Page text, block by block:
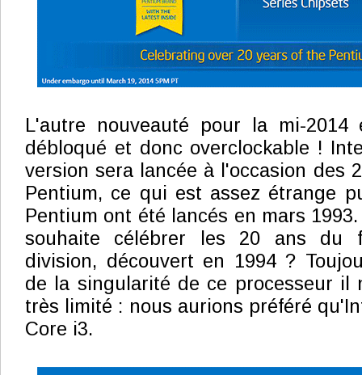
L'autre nouveauté pour la mi-
débloqué et donc overclockable !
version sera lancée à l'occasion des
Pentium, ce qui est assez étrange
Pentium ont été lancés en mars
souhaite célébrer les 20 ans du
division, découvert en 1994 ?
de la singularité de ce processeur il
très limité : nous aurions préféré
Core i3.